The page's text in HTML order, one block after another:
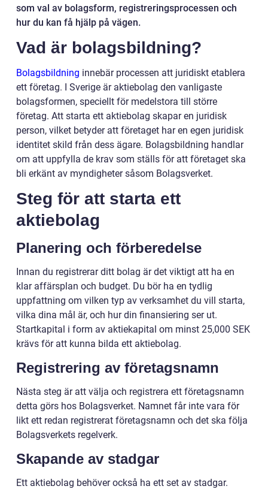
som val av bolagsform, registreringsprocessen och
hur du kan få hjälp på vägen.
Vad är bolagsbildning?
Bolagsbildning innebär processen att juridiskt etablera
ett företag. I Sverige är aktiebolag den vanligaste
bolagsformen, speciellt för medelstora till större
företag. Att starta ett aktiebolag skapar en juridisk
person, vilket betyder att företaget har en egen juridisk
identitet skild från dess ägare. Bolagsbildning handlar
om att uppfylla de krav som ställs för att företaget ska
bli erkänt av myndigheter såsom Bolagsverket.
Steg för att starta ett
aktiebolag
Planering och förberedelse
Innan du registrerar ditt bolag är det viktigt att ha en
klar affärsplan och budget. Du bör ha en tydlig
uppfattning om vilken typ av verksamhet du vill starta,
vilka dina mål är, och hur din finansiering ser ut.
Startkapital i form av aktiekapital om minst 25,000 SEK
krävs för att kunna bilda ett aktiebolag.
Registrering av företagsnamn
Nästa steg är att välja och registrera ett företagsnamn
detta görs hos Bolagsverket. Namnet får inte vara för
likt ett redan registrerat företagsnamn och det ska följa
Bolagsverkets regelverk.
Skapande av stadgar
Ett aktiebolag behöver också ha ett set av stadgar.